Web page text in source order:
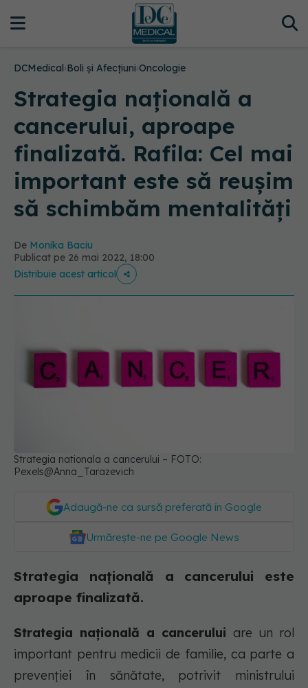
DCMedical›Boli și Afecțiuni›Oncologie
Strategia națională a
cancerului, aproape
finalizată. Rafila: Cel mai
important este să reuşim
să schimbăm mentalităţi
De Monika Baciu
Publicat pe 26 mai 2022, 18:00
Distribuie acest articol
Strategia nationala a cancerului – FOTO:
Pexels@Anna_Tarazevich
Adaugă-ne ca sursă preferată în Google
Urmărește-ne pe Google News
Strategia națională a cancerului este
aproape finalizată.
Strategia națională a cancerului are un rol
important pentru medicii de familie, ca parte a
prevenției în sănătate, potrivit ministrului